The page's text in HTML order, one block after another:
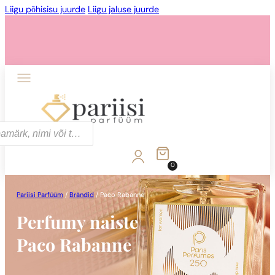
Liigu põhisisu juurde Liigu jaluse juurde
0
Pariisi Parfüüm / Brändid / Paco Rabanne
Perfumy naiste
Paco Rabanne